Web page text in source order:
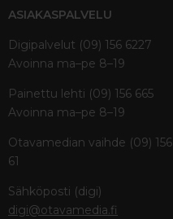
ASIAKASPALVELU
Digipalvelut (09) 156 6227
Avoinna ma–pe 8–19
Painettu lehti (09) 156 665
Avoinna ma–pe 8–19
Otavamedian vaihde (09) 156
61
Sähköposti (digi)
digi@otavamedia.fi